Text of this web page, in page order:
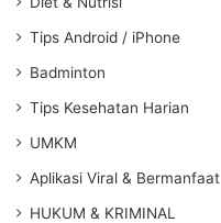
Tips Android / iPhone
Badminton
Tips Kesehatan Harian
UMKM
Aplikasi Viral & Bermanfaat
HUKUM & KRIMINAL